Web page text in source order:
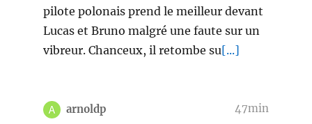
pilote polonais prend le meilleur devant
Lucas et Bruno malgré une faute sur un
vibreur. Chanceux, il retombe su[...]
arnoldp
47min